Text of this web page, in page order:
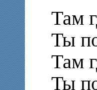
Там
Ты
Там
Ты